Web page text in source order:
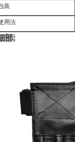
装
用法
部: